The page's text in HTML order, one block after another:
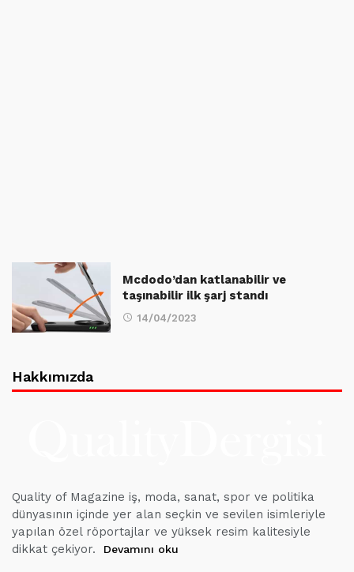
Mcdodo’dan katlanabilir ve
taşınabilir ilk şarj standı
14/04/2023
Hakkımızda
Quality of Magazine iş, moda, sanat, spor ve politika
dünyasının içinde yer alan seçkin ve sevilen isimleriyle
yapılan özel röportajlar ve yüksek resim kalitesiyle
dikkat çekiyor.
Devamını oku